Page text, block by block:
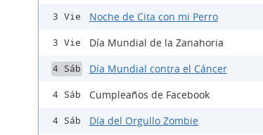
3 Vie Noche de Cita con mi Perro
3 Vie Día Mundial de la Zanahoria
4 Sáb Día Mundial contra el Cáncer
4 Sáb Cumpleaños de Facebook
4 Sáb Día del Orgullo Zombie